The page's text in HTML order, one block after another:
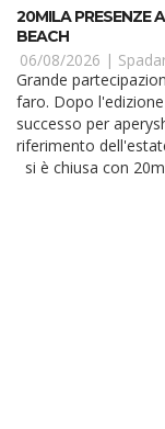
20MILA PRESENZE
BEACH
06/08/2026 |
Grande
faro. Dopo
successo per
riferimento